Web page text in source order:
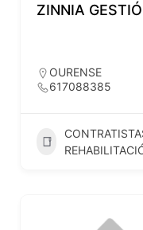
ZINNIA
OURENSE
617088385